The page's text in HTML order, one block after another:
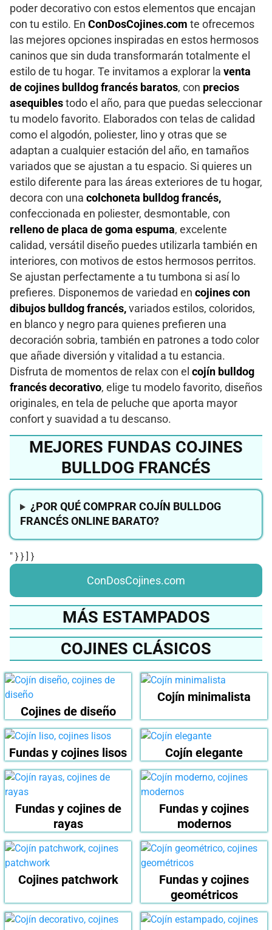
poder decorativo con estos elementos que encajan
con tu estilo. En ConDosCojines.com te ofrecemos
las mejores opciones inspiradas en estos hermosos
caninos que sin duda transformarán totalmente el
estilo de tu hogar. Te invitamos a explorar la venta
de cojines bulldog francés baratos, con precios
asequibles todo el año, para que puedas seleccionar
tu modelo favorito. Elaborados con telas de calidad
como el algodón, poliester, lino y otras que se
adaptan a cualquier estación del año, en tamaños
variados que se ajustan a tu espacio. Si quieres un
estilo diferente para las áreas exteriores de tu hogar,
decora con una colchoneta bulldog francés,
confeccionada en poliester, desmontable, con
relleno de placa de goma espuma, excelente
calidad, versátil diseño puedes utilizarla también en
interiores, con motivos de estos hermosos perritos.
Se ajustan perfectamente a tu tumbona si así lo
prefieres. Disponemos de variedad en cojines con
dibujos bulldog francés, variados estilos, coloridos,
en blanco y negro para quienes prefieren una
decoración sobria, también en patrones a todo color
que añade diversión y vitalidad a tu estancia.
Disfruta de momentos de relax con el cojín bulldog
francés decorativo, elige tu modelo favorito, diseños
originales, en tela de peluche que aporta mayor
confort y suavidad a tu descanso.
MEJORES FUNDAS COJINES
BULLDOG FRANCÉS
¿POR QUÉ COMPRAR COJÍN BULLDOG
FRANCÉS ONLINE BARATO?
" } } ] }
ConDosCojines.com
MÁS ESTAMPADOS
COJINES CLÁSICOS
Cojines de diseño
Cojín minimalista
Fundas y cojines lisos Cojín elegante
Fundas y cojines de
rayas
Fundas y cojines
modernos
Cojines patchwork
Fundas y cojines
geométricos